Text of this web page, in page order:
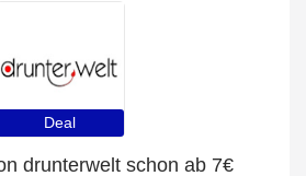
Deal
drunterwelt schon ab 7€